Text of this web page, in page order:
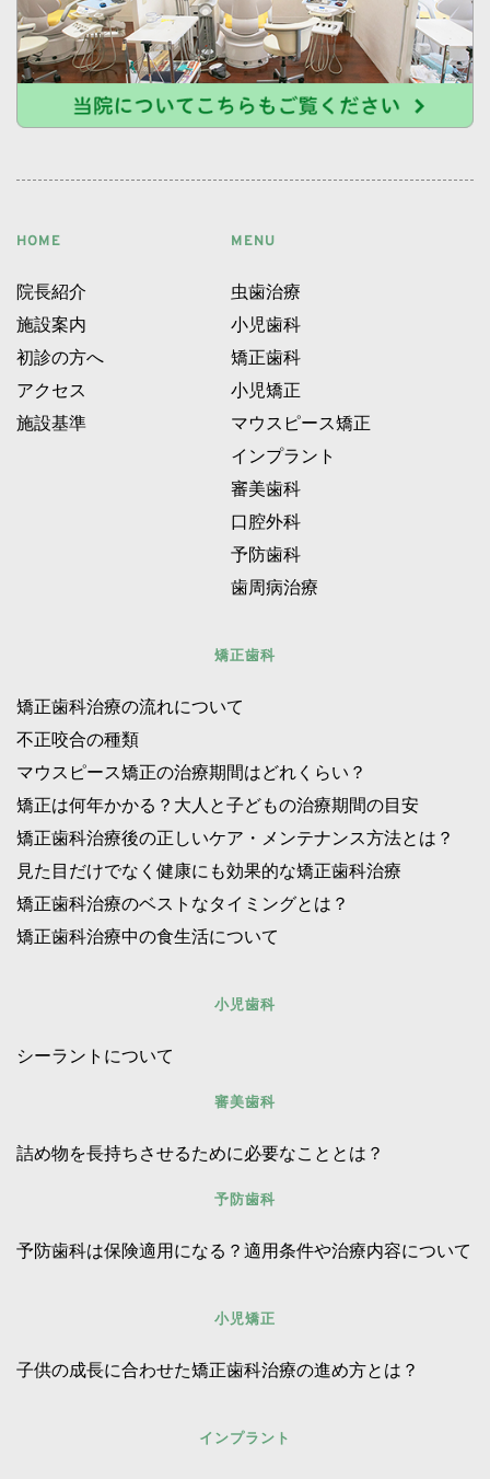
HOME
院長紹介
施設案内
初診の方へ
アクセス
施設基準
MENU
虫歯治療
小児歯科
矯正歯科
小児矯正
マウスピース矯正
インプラント
審美歯科
口腔外科
予防歯科
歯周病治療
矯正歯科
矯正歯科治療の流れについて
不正咬合の種類
マウスピース矯正の治療期間はどれくらい？
矯正は何年かかる？大人と子どもの治療期間の目安
矯正歯科治療後の正しいケア・メンテナンス方法とは？
見た目だけでなく健康にも効果的な矯正歯科治療
矯正歯科治療のベストなタイミングとは？
矯正歯科治療中の食生活について
小児歯科
シーラントについて
審美歯科
詰め物を長持ちさせるために必要なこととは？
予防歯科
予防歯科は保険適用になる？適用条件や治療内容について
小児矯正
子供の成長に合わせた矯正歯科治療の進め方とは？
インプラント